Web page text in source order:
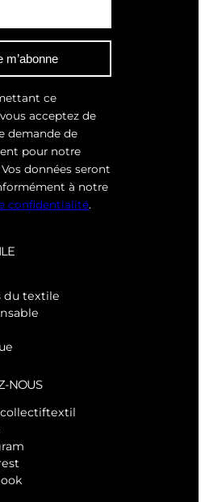
m’abonne
ce
acceptez de
demande de
pour notre
données seront
à notre
confidentialité.
du textile
NOUS